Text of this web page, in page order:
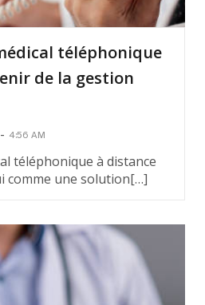
téléphonique
de la gestion
- 4:56 AM
téléphonique à distance
comme une solution[…]